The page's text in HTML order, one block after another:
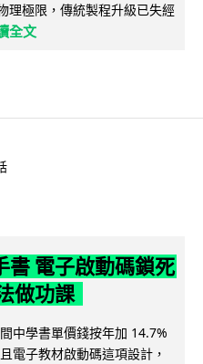
理極限，傳統製程升級已失經
全文
書 電子啟動碼鎖死
做功課
中學書單價錢按年加 14.7%
電子教材啟動碼這項設計，